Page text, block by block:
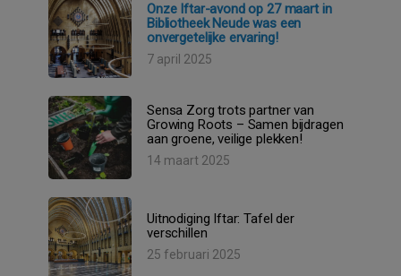
Onze Iftar-avond op 27 maart in
Bibliotheek Neude was een
onvergetelijke ervaring!
7 april 2025
Sensa Zorg trots partner van
Growing Roots – Samen bijdragen
aan groene, veilige plekken!
14 maart 2025
Uitnodiging Iftar: Tafel der
verschillen
25 februari 2025